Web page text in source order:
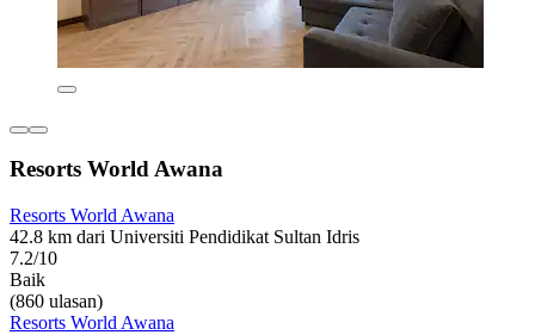
Resorts World Awana
Resorts World Awana
42.8 km dari Universiti Pendidikat Sultan Idris
7.2/10
Baik
(860 ulasan)
Resorts World Awana